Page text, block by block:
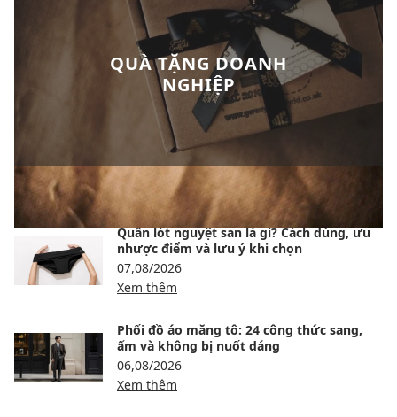
QUÀ TẶNG DOANH
NGHIỆP
BÀI VIẾT NỔI BẬT
Quần lót nguyệt san là gì? Cách dùng, ưu
nhược điểm và lưu ý khi chọn
07,08/2026
Xem thêm
Phối đồ áo măng tô: 24 công thức sang,
ấm và không bị nuốt dáng
06,08/2026
Xem thêm